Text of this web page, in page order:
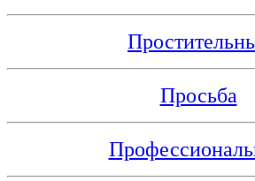
Просьба